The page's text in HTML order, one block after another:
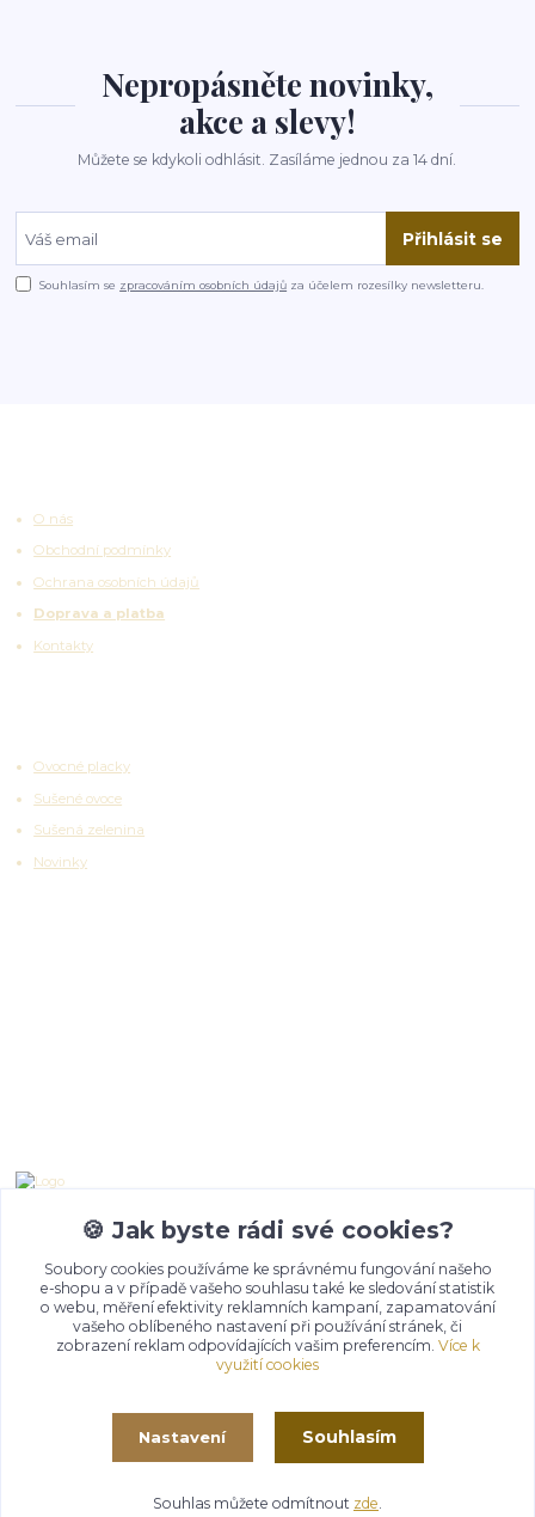
Nepropásněte novinky,
akce a slevy!
Můžete se kdykoli odhlásit. Zasíláme jednou za 14 dní.
Přihlásit se
Souhlasím se zpracováním osobních údajů za účelem rozesílky newsletteru.
O nás
Obchodní podmínky
Ochrana osobních údajů
Doprava a platba
Kontakty
Ovocné placky
Sušené ovoce
Sušená zelenina
Novinky
+ 420 777 653 501
info@churma.cz
Vytvořeno na
Eshop-rychle.cz
🍪 Jak byste rádi své cookies?
Soubory cookies používáme ke správnému fungování našeho
e-shopu a v případě vašeho souhlasu také ke sledování statistik
o webu, měření efektivity reklamních kampaní, zapamatování
vašeho oblíbeného nastavení při používání stránek, či
zobrazení reklam odpovídajících vašim preferencím. Více k
využití cookies
Nastavení Souhlasím
Souhlas můžete odmítnout zde